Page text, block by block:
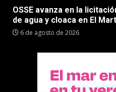
OSSE avanza en la
de agua y cloaca en El
6 de agosto de 2026